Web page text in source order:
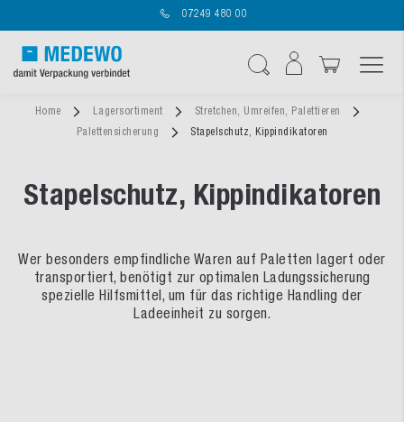
07249 480 00
Home Lagersortiment
Stretchen, Umreifen, Palettieren
Palettensicherung
Stapelschutz, Kippindikatoren
Stapelschutz, Kippindikatoren
Wer besonders empfindliche Waren auf Paletten lagert oder
transportiert, benötigt zur optimalen Ladungssicherung
spezielle Hilfsmittel, um für das richtige Handling der
Ladeeinheit zu sorgen.